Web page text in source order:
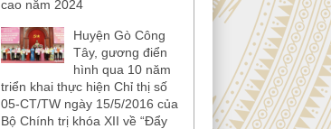
cao năm 2024
Huyện Gò Công
Tây, gương điển
hình qua 10 năm
triển khai thực hiện Chỉ thị số
05-CT/TW ngày 15/5/2016 của
Bộ Chính trị khóa XII về “Đẩy